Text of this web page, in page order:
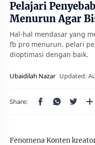
Pelajari
Menurun Agar
Hal-hal mendasar yang
fb pro menurun. pelari
dioptimasi dengan baik.
Fenomena Konten